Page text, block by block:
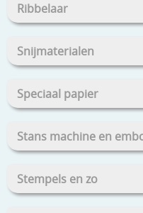
Ribbelaar
Snijmaterialen
Speciaal papier
Stans machine en
Stempels en zo